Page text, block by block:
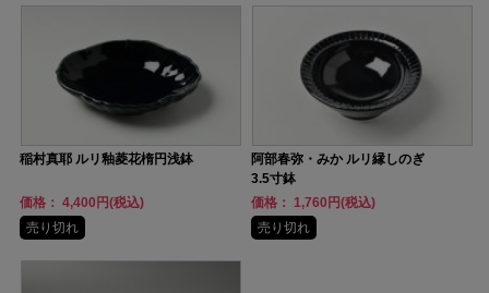
稲村真耶 ルリ釉菱花楕円浅鉢
価格： 4,400円(税込)
売り切れ
阿部春弥・みか ルリ縁しのぎ
3.5寸鉢
価格： 1,760円(税込)
売り切れ